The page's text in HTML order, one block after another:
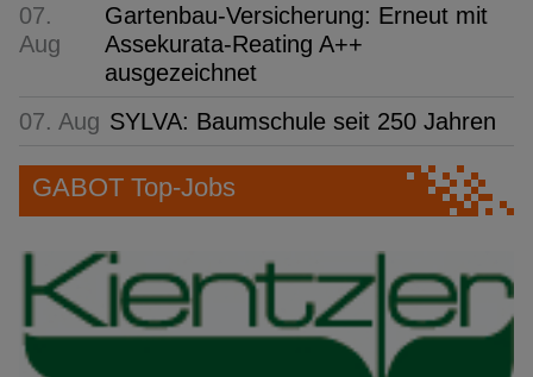
07.
Aug
Gartenbau-Versicherung: Erneut mit
Assekurata-Reating A++
ausgezeichnet
07. Aug SYLVA: Baumschule seit 250 Jahren
GABOT Top-Jobs